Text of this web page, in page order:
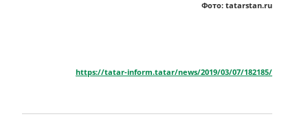
Фото: tatarstan.ru
https://tatar-inform.tatar/news/2019/03/07/182185/